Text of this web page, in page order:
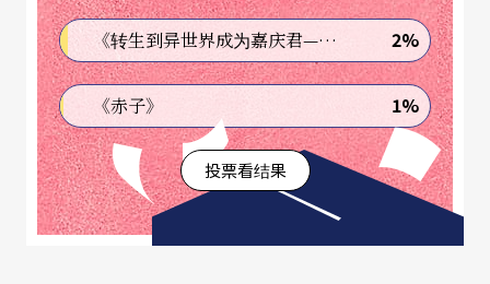
：传统文化与现代流行，小众与大众是否合流或
是分流？当您专注固有艺术成就，对于创新与创作
有什么看法？
我一直觉得传统文化和现代流行文化，小众与大
众，并没有那么泾渭分明。
《转生到异世界成为嘉庆君—发现我的祖先是诈骗集团!?》 2%
《赤子》 1%
投票看结果